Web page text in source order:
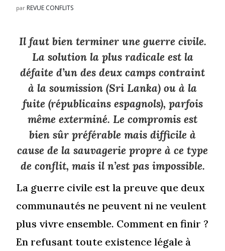
par REVUE CONFLITS
Il faut bien terminer une guerre civile.
La solution la plus radicale est la
défaite d’un des deux camps contraint
à la soumission (Sri Lanka) ou à la
fuite (républicains espagnols), parfois
même exterminé. Le compromis est
bien sûr préférable mais difficile à
cause de la sauvagerie propre à ce type
de conflit, mais il n’est pas impossible.
La guerre civile est la preuve que deux
communautés ne peuvent ni ne veulent
plus vivre ensemble. Comment en finir ?
En refusant toute existence légale à